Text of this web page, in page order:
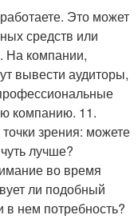
Это может
средств или
На компании,
вывести аудиторы,
компанию. 11.
зрения: можете
лучше?
во время
ли подобный
в нем потребность?